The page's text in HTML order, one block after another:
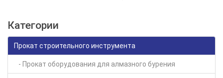
Категории
Прокат строительного инструмента
- Прокат оборудования для алмазного бурения